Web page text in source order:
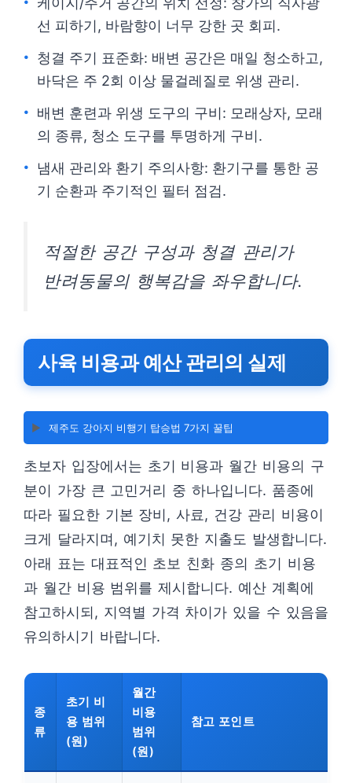
선 피하기, 바람향이 너무 강한 곳 회피.
청결 주기 표준화: 배변 공간은 매일 청소하고,
바닥은 주 2회 이상 물걸레질로 위생 관리.
배변 훈련과 위생 도구의 구비: 모래상자, 모래
의 종류, 청소 도구를 투명하게 구비.
냄새 관리와 환기 주의사항: 환기구를 통한 공
기 순환과 주기적인 필터 점검.
적절한 공간 구성과 청결 관리가
반려동물의 행복감을 좌우합니다.
사육 비용과 예산 관리의 실제
▶️ 제주도 강아지 비행기 탑승법 7가지 꿀팁
초보자 입장에서는 초기 비용과 월간 비용의 구
분이 가장 큰 고민거리 중 하나입니다. 품종에
따라 필요한 기본 장비, 사료, 건강 관리 비용이
크게 달라지며, 예기치 못한 지출도 발생합니다.
아래 표는 대표적인 초보 친화 종의 초기 비용
과 월간 비용 범위를 제시합니다. 예산 계획에
참고하시되, 지역별 가격 차이가 있을 수 있음을
유의하시기 바랍니다.
종
류
초기 비
용 범위
(원)
월간
비용
범위
(원)
참고 포인트